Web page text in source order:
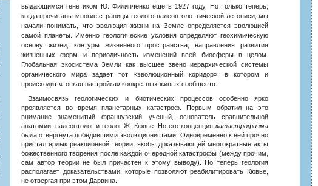
выдающимся генетиком Ю. Филипченко еще в 1927 году. Но только теперь,
когда прочитаны многие страницы геолого-палеонтоло- гической летописи, мы
начали понимать, что эволюция жизни на Земле определяется эволюцией
самой планеты. Именно геологические условия определяют геохимическую
основу жизни, контуры жизненного пространства, направления развития
жизненных форм и периодичность изменений всей биосферы в целом.
Глобальная экосистема Земли как высшее звено иерархической системы
органического мира задает тот «эволюционный коридор», в котором и
происходит «тонкая настройка» конкретных живых сообществ.
Взаимосвязь геологических и биотических процессов особенно ярко
проявляется во время планетарных катастроф. Первым обратил на это
внимание знаменитый французский ученый, основатель сравнительной
анатомии, палеонтолог и геолог Ж. Кювье. Но его концепция катастрофизма
была отвергнута победившими эволюционистами. Одновременно к ней прочно
пристал ярлык реакционной теории, якобы доказывающей многократные акты
божественного творения после каждой очередной катастрофы (между прочим,
сам автор теории не был причастен к этому выводу). Но теперь геология
располагает доказательствами, которые позволяют реабилитировать Кювье,
не отвергая при этом Дарвина.